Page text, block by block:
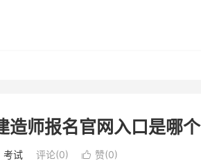
师报名官网入口是哪个
考试 评论(0)  赞(0)